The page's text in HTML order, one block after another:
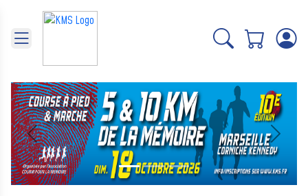
Précédent Suivant
Panneau de gestion des cookies